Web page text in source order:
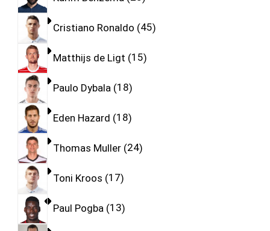
Cristiano Ronaldo 45
Matthijs de Ligt 15
Paulo Dybala 18
Eden Hazard 18
Thomas Muller 24
Toni Kroos 17
Paul Pogba 13